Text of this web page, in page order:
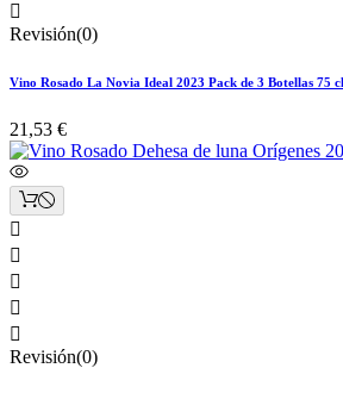

Revisión(0)
Vino Rosado La Novia Ideal 2023 Pack de 3 Botellas 75 cl
21,53 €





Revisión(0)